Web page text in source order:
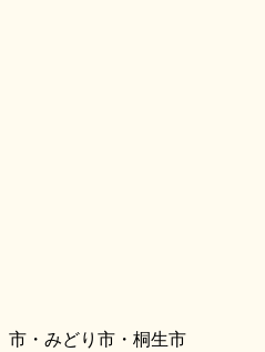
市・みどり市・桐生市